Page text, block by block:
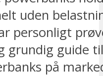
uden
personligt
grundig guide
på